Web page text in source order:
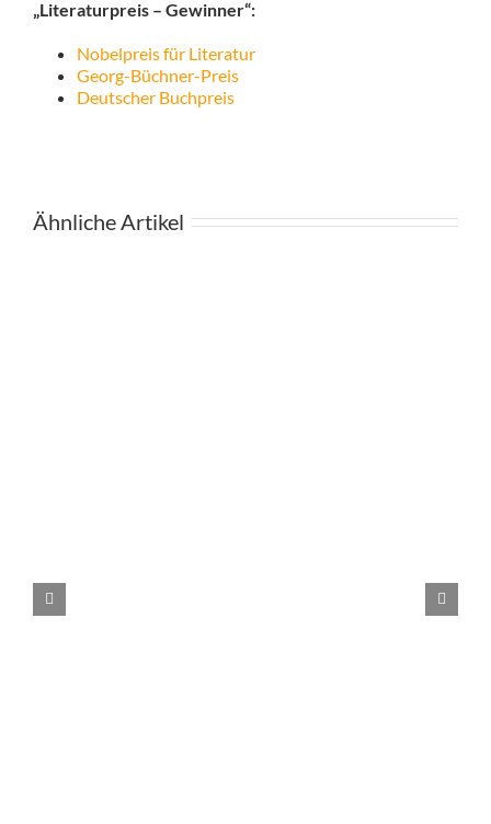
„Literaturpreis – Gewinner“:
Nobelpreis für Literatur
Georg-Büchner-Preis
Deutscher Buchpreis
Ähnliche Artikel